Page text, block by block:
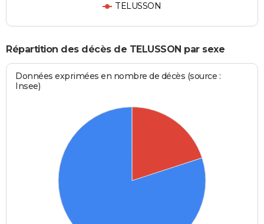
TELUSSON
Répartition des décès de TELUSSON par sexe
Données exprimées en nombre de décès (source :
Insee)